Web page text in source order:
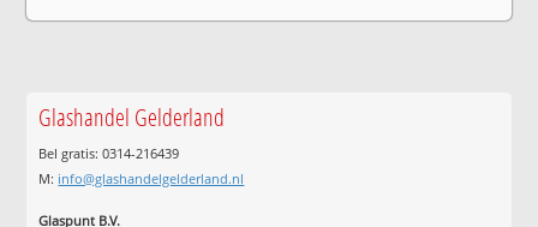
Glashandel Gelderland
Bel gratis: 0314-216439
M: info@glashandelgelderland.nl
Glaspunt B.V.